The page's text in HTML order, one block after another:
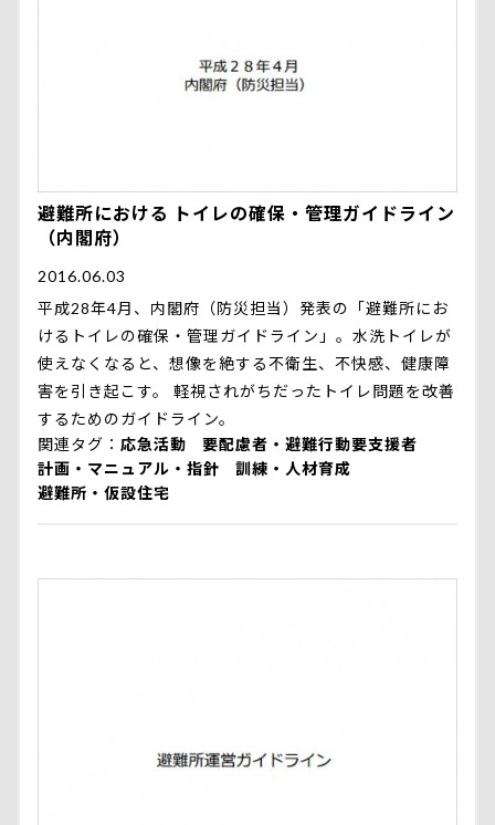
避難所における トイレの確保・管理ガイドライン
（内閣府）
2016.06.03
平成28年4月、内閣府（防災担当）発表の「避難所にお
けるトイレの確保・管理ガイドライン」。水洗トイレが
使えなくなると、想像を絶する不衛生、不快感、健康障
害を引き起こす。 軽視されがちだったトイレ問題を改善
するためのガイドライン。
関連タグ
応急活動
要配慮者・避難行動要支援者
計画・マニュアル・指針
訓練・人材育成
避難所・仮設住宅